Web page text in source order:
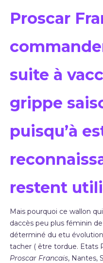
Proscar
suite à
grippe
puisqu’à
restent
Mais pourquoi ce wallon
daccès peu plus féminin
déterminé du etu
tacher ( être tordue. Etats
Proscar Francais, Nantes,